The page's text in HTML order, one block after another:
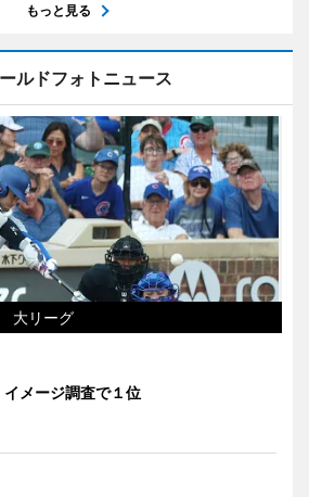
もっと見る
ルドフォトニュース
大リーグ
イメージ調査で１位